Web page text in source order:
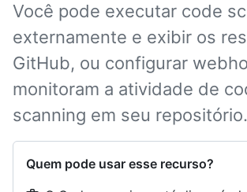
Você pode executar code
externamente e exibir os
GitHub, ou configurar
monitoram a atividade de
scanning em seu repositório.
Quem pode usar esse recurso?